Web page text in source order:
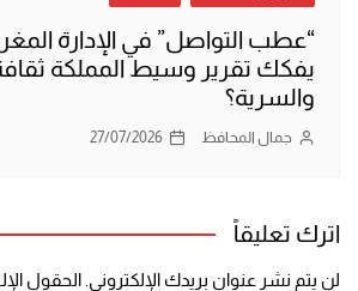
“عطب التواصل” في الإدارة
يفكك تقرير وسيط المملكة
والسرية؟
جمال المحافظ 27/07/2026
اترك تعليقاً
لن يتم نشر عنوان بريدك الإلكتروني. الحقول